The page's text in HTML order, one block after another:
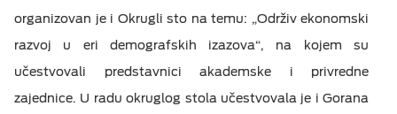
organizovan je i Okrugli sto na temu: „Održiv ekonomski
razvoj u eri demografskih izazova“, na kojem su
učestvovali predstavnici akademske i privredne
zajednice. U radu okruglog stola učestvovala je i Gorana